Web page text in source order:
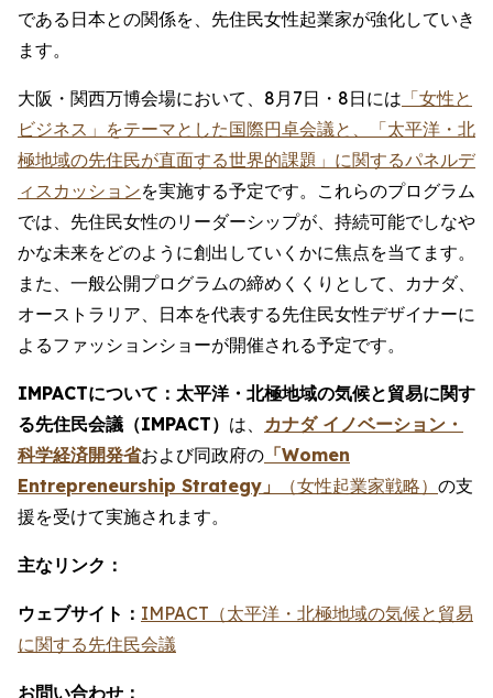
である日本との関係を、先住民女性起業家が強化していき
ます。
大阪・関西万博会場において、8月7日・8日には 「女性と
ビジネス」をテーマとした国際円卓会議と、「太平洋・北
極地域の先住民が直面する世界的課題」に関するパネルデ
ィスカッションを実施する予定です。これらのプログラム
では、先住民女性のリーダーシップが、持続可能でしなや
かな未来をどのように創出していくかに焦点を当てます。
また、一般公開プログラムの締めくくりとして、カナダ、
オーストラリア、日本を代表する先住民女性デザイナーに
よるファッションショーが開催される予定です。
IMPACTについて：太平洋・北極地域の気候と貿易に関す
る先住民会議（IMPACT） は、 カナダ イノベーション・
科学経済開発省および同政府の 「Women
Entrepreneurship Strategy」
（女性起業家戦略） の支
援を受けて実施されます。
主なリンク：
ウェブサイト： IMPACT（太平洋・北極地域の気候と貿易
に関する先住民会議
お問い合わせ：